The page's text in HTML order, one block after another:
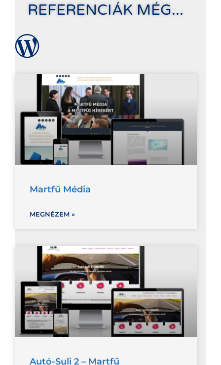
REFERENCIÁK MÉG...
Martfű Média
MEGNÉZEM »
Autó-Suli 2 – Martfű